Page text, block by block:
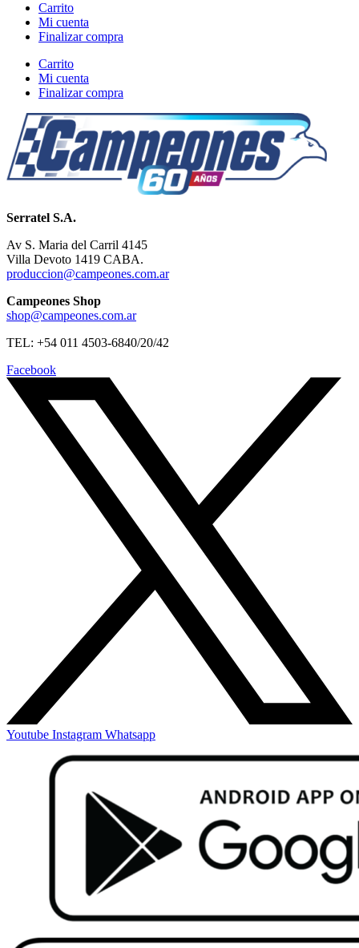
Carrito
Mi cuenta
Finalizar compra
Carrito
Mi cuenta
Finalizar compra
Serratel S.A.
Av S. Maria del Carril 4145
Villa Devoto 1419 CABA.
produccion@campeones.com.ar
Campeones Shop
shop@campeones.com.ar
TEL: +54 011 4503-6840/20/42
Facebook
Youtube Instagram Whatsapp